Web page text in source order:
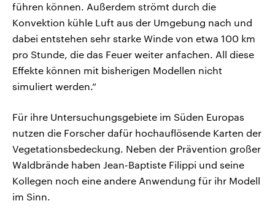
führen können. Außerdem strömt durch die
Konvektion kühle Luft aus der Umgebung nach und
dabei entstehen sehr starke Winde von etwa 100 km
pro Stunde, die das Feuer weiter anfachen. All diese
Effekte können mit bisherigen Modellen nicht
simuliert werden.“
Für ihre Untersuchungsgebiete im Süden Europas
nutzen die Forscher dafür hochauflösende Karten der
Vegetationsbedeckung. Neben der Prävention großer
Waldbrände haben Jean-Baptiste Filippi und seine
Kollegen noch eine andere Anwendung für ihr Modell
im Sinn.